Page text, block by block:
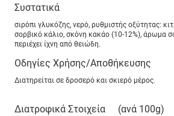
Συστατικά
σιρόπι γλυκόζης, νερό, ρυθμιστής οξύτητας:
σορβικό κάλιο, σκόνη κακάο (10-12%), άρωμα
περιέχει ίχνη από θειώδη.
Οδηγίες Χρήσης/Αποθήκευσης
Διατηρείται σε δροσερό και σκιερό μέρος.
Διατροφικά Στοιχεία (ανά 100g)